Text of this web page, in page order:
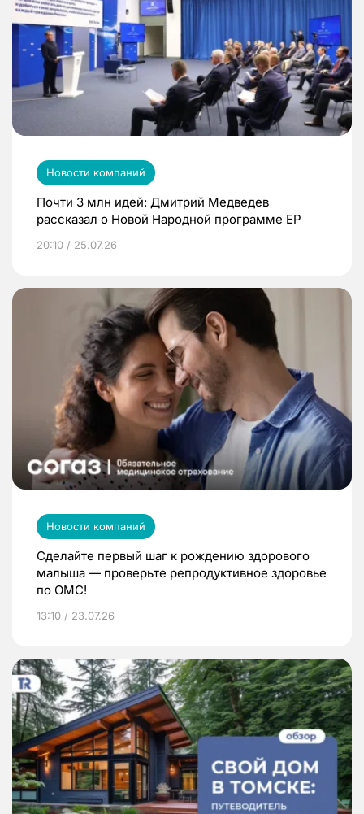
Новости компаний
Почти 3 млн идей: Дмитрий Медведев
рассказал о Новой Народной программе ЕР
20:10 / 25.07.26
Новости компаний
Сделайте первый шаг к рождению здорового
малыша — проверьте репродуктивное здоровье
по ОМС!
13:10 / 23.07.26